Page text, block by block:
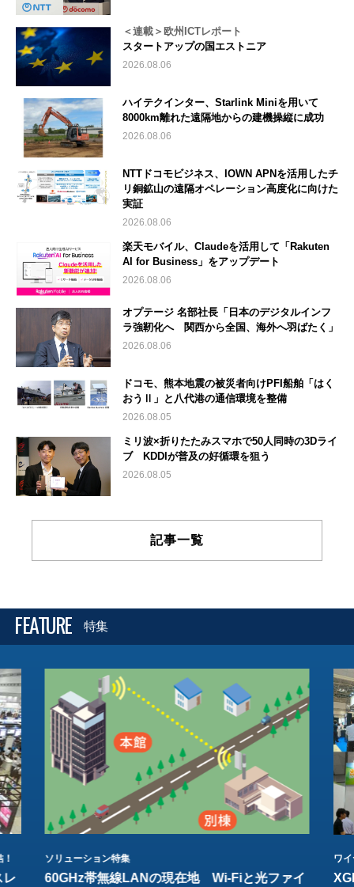
＜連載＞欧州ICTレポート
スタートアップの国エストニア
2026.08.06
ハイテクインター、Starlink Miniを用いて
8000km離れた遠隔地からの建機操縦に成功
2026.08.06
NTTドコモビジネス、IOWN APNを活用したチ
リ銅鉱山の遠隔オペレーション高度化に向けた
実証
2026.08.06
楽天モバイル、Claudeを活用して「Rakuten
AI for Business」をアップデート
2026.08.06
オプテージ 名部社長「日本のデジタルインフ
ラ強靭化へ 関西から全国、海外へ羽ばたく」
2026.08.06
ドコモ、熊本地震の被災者向けPFI船舶「はく
おうⅡ」と八代港の通信環境を整備
2026.08.05
ミリ波×折りたたみスマホで50人同時の3Dライ
ブ KDDIが普及の好循環を狙う
2026.08.05
記事一覧
FEATURE 特集
レ
ソリューション特集
60GHz帯無線LANの現在地 Wi-Fiと光ファイ
ワ